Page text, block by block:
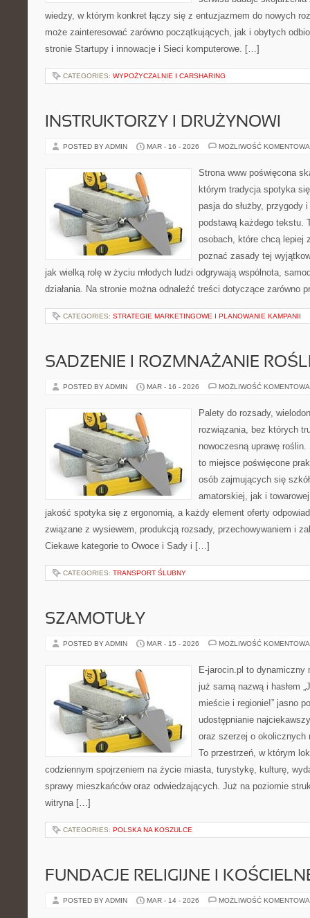
wiedzy, w którym konkret łączy się z entuzjazmem do nowych
może zainteresować zarówno początkujących, jak i obytych
stronie Startupy i innowacje i Sieci komputerowe. […]
CATEGORIES: WYPOŻYCZALNIE I CARSHARING
INSTRUKTORZY I DRUŻYNOWI
POSTED BY ADMIN MAR - 16 - 2026 MOŻLIWOŚĆ
Strona www poświęcona
którym tradycja spotyka
pasja do służby, przygody
podstawą każdego tekstu.
osobach, które chcą lepiej
poznać zasady tej
jak wielką rolę w życiu młodych ludzi odgrywają wspólnota,
działania. Na stronie można odnaleźć treści dotyczące zarówno
CATEGORIES: STRATEGIE MARKETINGOWE I PLANOWANIE KAMPANII
SADZENIE I ROZMNAŻANIE
POSTED BY ADMIN MAR - 16 - 2026 MOŻLIWOŚĆ
Palety do rozsady,
rozwiązania, bez których
nowoczesną uprawę
to miejsce poświęcone
osób zajmujących się
amatorskiej, jak i
jakość spotyka się z ergonomią, a każdy element oferty
związane z wysiewem, produkcją rozsady, przechowywaniem i
Ciekawe kategorie to Owoce i Sady i […]
CATEGORIES: TRANSPORT ŚLUBNY
SZAMOTUŁY
POSTED BY ADMIN MAR - 15 - 2026 MOŻLIWOŚĆ
E-jarocin.pl to dynamiczny
już samą nazwą i hasłem
mieście i regionie!” jasno
udostępnianie
oraz szerzej o okolicznych
To przestrzeń, w którym
codziennym spojrzeniem na życie miasta, turystykę, kulturę,
sprawy mieszkańców oraz odwiedzających. Już na poziomie
witryna […]
CATEGORIES: POLSKA NA KOSZULCE
FUNDACJE RELIGIJNE I
POSTED BY ADMIN MAR - 14 - 2026 MOŻLIWOŚĆ